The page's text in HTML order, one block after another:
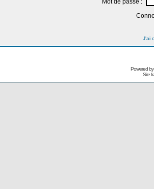
Mot de passe :
J'ai
Powered by
Site